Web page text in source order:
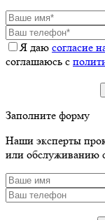
Я даю согласие
соглашаюсь с
Заполните форму
Наши эксперты
или обслуживанию